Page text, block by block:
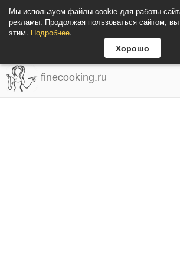
Мы используем файлы cookie для работы
рекламы. Продолжая пользоваться сайтом,
этим. Подробнее.
Хорошо
finecooking.ru